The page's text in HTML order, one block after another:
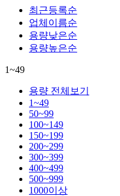
최근등록순
업체이름순
용량낮은순
용량높은순
1~49
용량 전체보기
1~49
50~99
100~149
150~199
200~299
300~399
400~499
500~999
1000이상